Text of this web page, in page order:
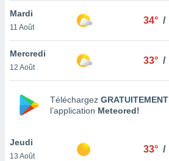
le
ainsi
un
la
du
Mardi
11 Août
34° /
Mercredi
12 Août
33° /
Téléchargez GRATUITEMENT
l’application Meteored!
Jeudi
13 Août
33° /